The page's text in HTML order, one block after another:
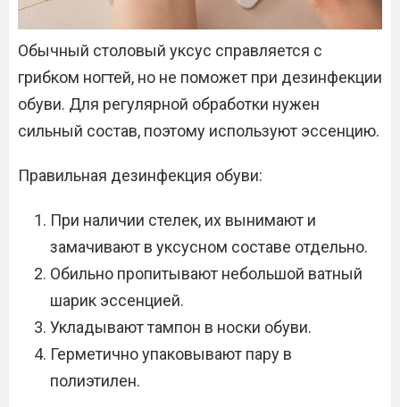
Обычный столовый уксус справляется с
грибком ногтей, но не поможет при дезинфекции
обуви. Для регулярной обработки нужен
сильный состав, поэтому используют эссенцию.
Правильная дезинфекция обуви:
При наличии стелек, их вынимают и
замачивают в уксусном составе отдельно.
Обильно пропитывают небольшой ватный
шарик эссенцией.
Укладывают тампон в носки обуви.
Герметично упаковывают пару в
полиэтилен.